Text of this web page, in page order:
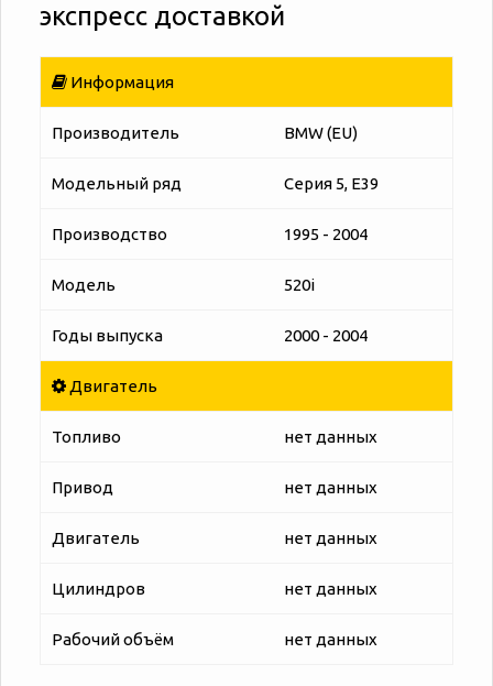
экспресс доставкой
Информация
Производитель BMW (EU)
Модельный ряд Серия 5, E39
Производство 1995 - 2004
Модель 520i
Годы выпуска 2000 - 2004
Двигатель
Топливо нет данных
Привод нет данных
Двигатель нет данных
Цилиндров нет данных
Рабочий объём нет данных